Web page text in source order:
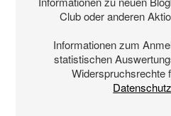
Club oder anderen
Informationen zum
statistischen
Widerspruchsrechte